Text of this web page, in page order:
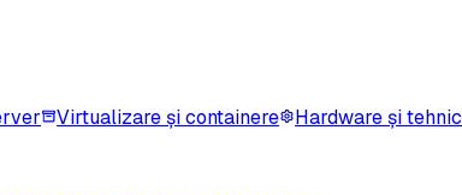
Virtualizare și containere
Hardware și tehnic